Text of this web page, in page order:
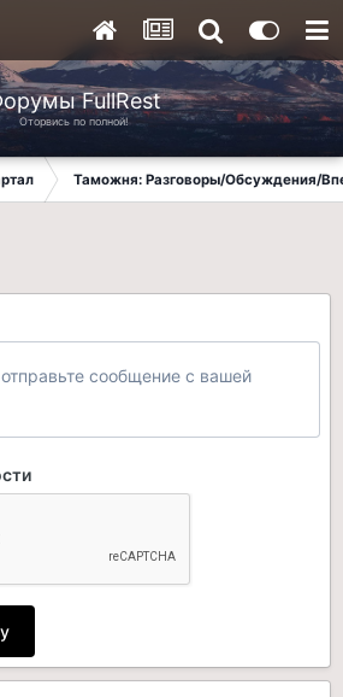
FullRest
Оторвись по полной!
Таможня: Разговоры/Обсуждения/
сообщение с вашей